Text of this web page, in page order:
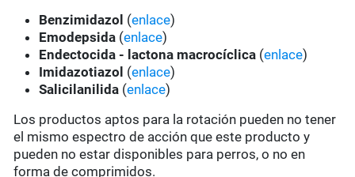
Benzimidazol (enlace)
Emodepsida (enlace)
Endectocida - lactona macrocíclica (enlace)
Imidazotiazol (enlace)
Salicilanilida (enlace)
Los productos aptos para la rotación pueden no tener
el mismo espectro de acción que este producto y
pueden no estar disponibles para perros, o no en
forma de comprimidos.